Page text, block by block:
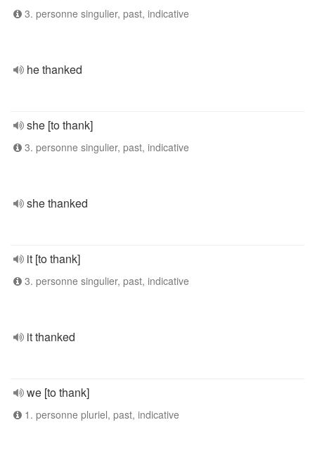
3. personne singulier, past, indicative
he thanked
she [to thank]
3. personne singulier, past, indicative
she thanked
it [to thank]
3. personne singulier, past, indicative
it thanked
we [to thank]
1. personne pluriel, past, indicative